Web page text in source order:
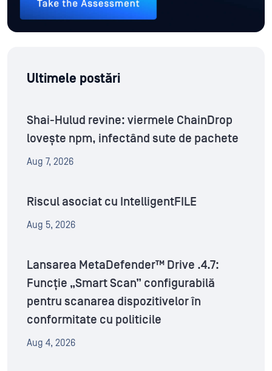
Ultimele postări
Shai-Hulud revine: viermele ChainDrop
lovește npm, infectând sute de pachete
Aug 7, 2026
Riscul asociat cu IntelligentFILE
Aug 5, 2026
Lansarea MetaDefender™ Drive .4.7:
Funcție „Smart Scan” configurabilă
pentru scanarea dispozitivelor în
conformitate cu politicile
Aug 4, 2026